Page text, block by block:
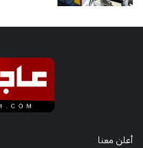
أعلن معنا